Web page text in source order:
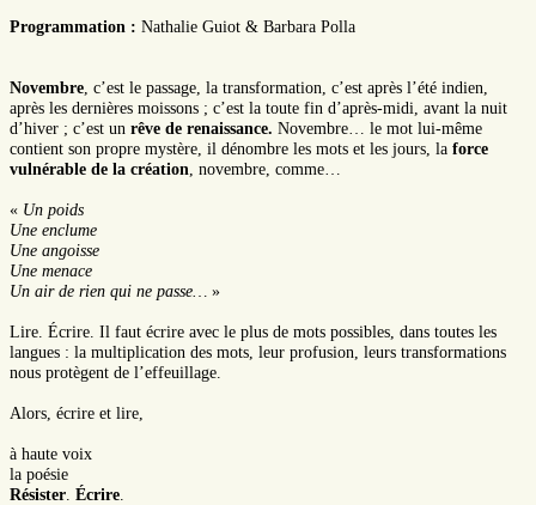
Programmation : Nathalie Guiot & Barbara Polla
Novembre , c’est le passage, la transformation, c’est après l’été indien,
après les dernières moissons ; c’est la toute fin d’après-midi, avant la nuit
d’hiver ; c’est un rêve de renaissance. Novembre… le mot lui-même
contient son propre mystère, il dénombre les mots et les jours, la force
vulnérable de la création , novembre, comme…
« Un poids
Une enclume
Une angoisse
Une menace
Un air de rien qui ne passe…
»
Lire. Écrire. Il faut écrire avec le plus de mots possibles, dans toutes les
langues : la multiplication des mots, leur profusion, leurs transformations
nous protègent de l’effeuillage.
Alors, écrire et lire,
à haute voix
la poésie
Résister Écrire